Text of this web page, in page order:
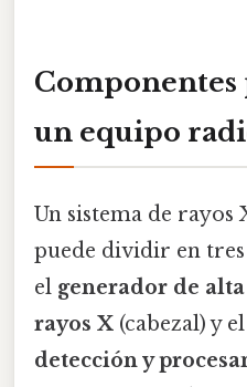
un equipo
Un sistema de rayos
puede dividir en tres
el generador de
rayos X (cabezal) y el
detección y